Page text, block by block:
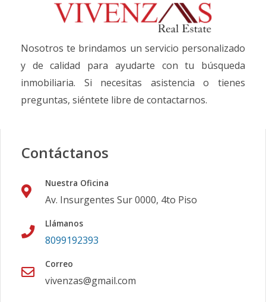
Nosotros te brindamos un servicio personalizado
y de calidad para ayudarte con tu búsqueda
inmobiliaria. Si necesitas asistencia o tienes
preguntas, siéntete libre de contactarnos.
Contáctanos
Nuestra Oficina
Av. Insurgentes Sur 0000, 4to Piso
Llámanos
8099192393
Correo
vivenzas@gmail.com